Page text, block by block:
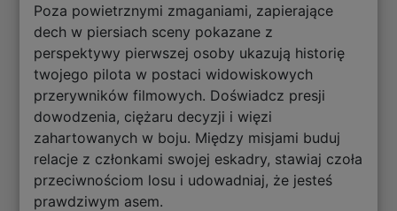
Poza powietrznymi zmaganiami, zapierające
dech w piersiach sceny pokazane z
perspektywy pierwszej osoby ukazują historię
twojego pilota w postaci widowiskowych
przerywników filmowych. Doświadcz presji
dowodzenia, ciężaru decyzji i więzi
zahartowanych w boju. Między misjami buduj
relacje z członkami swojej eskadry, stawiaj czoła
przeciwnościom losu i udowadniaj, że jesteś
prawdziwym asem.